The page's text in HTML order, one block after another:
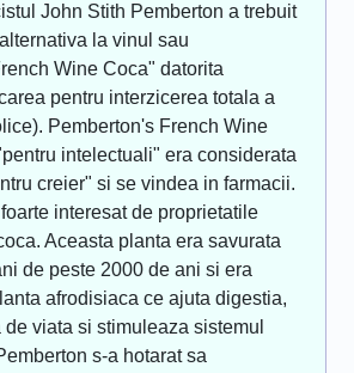
John Stith Pemberton a trebuit
la vinul sau
Wine Coca" datorita
pentru interzicerea totala a
Pemberton's French Wine
intelectuali" era considerata
creier" si se vindea in farmacii.
interesat de proprietatile
Aceasta planta era savurata
de peste 2000 de ani si era
afrodisiaca ce ajuta digestia,
viata si stimuleaza sistemul
s-a hotarat sa